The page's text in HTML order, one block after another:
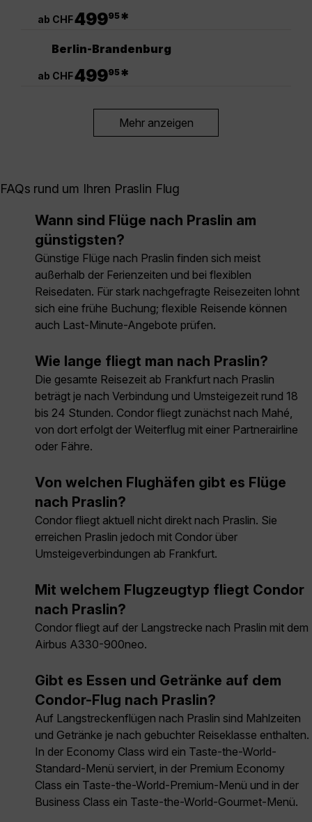
ab CHF49995*
Berlin-Brandenburg
ab CHF49995*
Mehr anzeigen
FAQs rund um Ihren Praslin Flug
Wann sind Flüge nach Praslin am
günstigsten?
Günstige Flüge nach Praslin finden sich meist
außerhalb der Ferienzeiten und bei flexiblen
Reisedaten. Für stark nachgefragte Reisezeiten lohnt
sich eine frühe Buchung; flexible Reisende können
auch Last-Minute-Angebote prüfen.
Wie lange fliegt man nach Praslin?
Die gesamte Reisezeit ab Frankfurt nach Praslin
beträgt je nach Verbindung und Umsteigezeit rund 18
bis 24 Stunden. Condor fliegt zunächst nach Mahé,
von dort erfolgt der Weiterflug mit einer Partnerairline
oder Fähre.
Von welchen Flughäfen gibt es Flüge
nach Praslin?
Condor fliegt aktuell nicht direkt nach Praslin. Sie
erreichen Praslin jedoch mit Condor über
Umsteigeverbindungen ab Frankfurt.
Mit welchem Flugzeugtyp fliegt Condor
nach Praslin?
Condor fliegt auf der Langstrecke nach Praslin mit dem
Airbus A330-900neo.
Gibt es Essen und Getränke auf dem
Condor-Flug nach Praslin?
Auf Langstreckenflügen nach Praslin sind Mahlzeiten
und Getränke je nach gebuchter Reiseklasse enthalten.
In der Economy Class wird ein Taste-the-World-
Standard-Menü serviert, in der Premium Economy
Class ein Taste-the-World-Premium-Menü und in der
Business Class ein Taste-the-World-Gourmet-Menü.